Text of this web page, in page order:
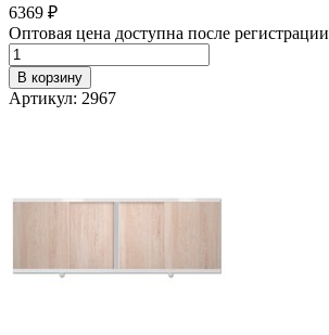
6369 ₽
Оптовая цена доступна после регистрации
В корзину
Артикул: 2967